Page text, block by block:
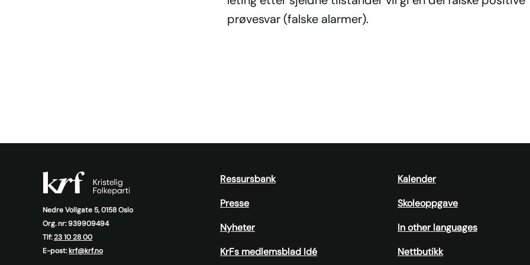
prøvesvar (falske alarmer).
Nedre Vollgate 5, 0158 Oslo
Org. nr: 939909494
Tlf:23 10 28 00
E-post:krf@krf.no
Ressursbank
Presse
Nyheter
KrFs medlemsblad Idé
Kalender
Skoleoppgave
In other languages
Nettbutikk